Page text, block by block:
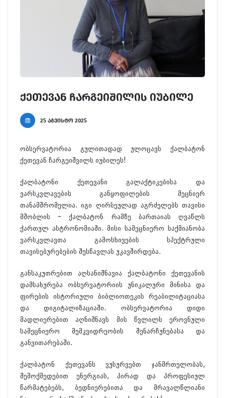
ქეთევან ჩარგეიშილის იუბილე
25 აგვისტო 2025
ობსერვატორია გულითადად ულოცავს ქალბატონ
ქეთევან ჩარგეიშვილს იუბილეს!
ქალბატონი ქეთევანი გალაქტიკებისა და
ვარსკვლავების განყოფილების მეცნიერ
თანამშრომელია. იგი ღირსეულად აგრძელებს თავისი
მშობლის - ქალბატონ რამზე ბართაიას ღვაწლს
ქართულ ასტრონომიაში. მისი სამეცნიერო საქმიანობა
ვარსკვლავთა გამოსხივების სპექტრული
თავისებურებების შესწავლას უკავშირდება.
განსაკუთრებით აღსანიშნავია ქალბატონი ქეთევანის
დამსახურება ობსერვატორიის უნიკალური მინისა და
ფირების ისტორიული ბიბლიოთეკის რეაბილიტაციასა
და დიგიტალიზაციაში. ობსერვატორია დიდი
მადლიერებით აღნიშნავს მის წვლილს ეროვნული
სამეცნიერო მემკვიდრეობის შენარჩუნებასა და
განვითარებაში.
ქალბატონ ქეთევანს ვუსურვებთ ჯანმრთელობას,
შემოქმედებით ენერგიას, პირად და პროფესიულ
წარმატებებს, ბედნიერებითა და მრავალწლიანი